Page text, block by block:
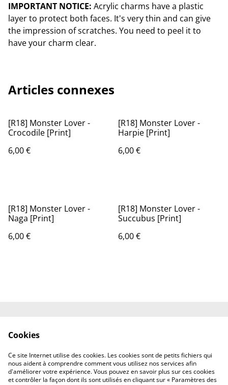
IMPORTANT NOTICE: Acrylic charms have a plastic
layer to protect both faces. It's very thin and can give
the impression of scratches. You need to peel it to
have your charm clear.
Articles connexes
[R18] Monster Lover -
Crocodile [Print]
6,00 €
[R18] Monster Lover -
Harpie [Print]
6,00 €
[R18] Monster Lover -
Naga [Print]
6,00 €
[R18] Monster Lover -
Succubus [Print]
6,00 €
Conditions
Cookies
Cookies
Ce site Internet utilise des cookies. Les cookies sont de petits fichiers qui
nous aident à comprendre comment vous utilisez nos services afin
d'améliorer votre expérience. Vous pouvez en savoir plus sur ces cookies
et contrôler la façon dont ils sont utilisés en cliquant sur « Paramètres des